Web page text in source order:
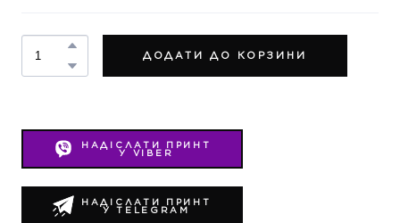
ДОДАТИ ДО КОРЗИНИ
НАДІСЛАТИ ПРИНТ
У VIBER
НАДІСЛАТИ ПРИНТ
У TELEGRAM